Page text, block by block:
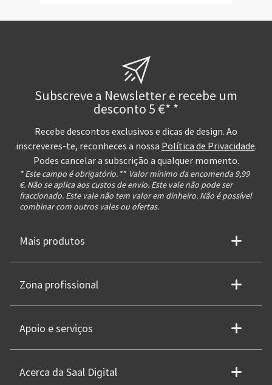
Subscreve a Newsletter e recebe um
desconto 5 €* *
Recebe descontos exclusivos e dicas de design. Ao
inscreveres-te, reconheces a nossa Política de Privacidade.
Podes cancelar a subscrição a qualquer momento.
* Este campo é obrigatório. ** Valor mínimo da encomenda 9,99
€. Não se aplica aos custos de envio. Este vale não pode ser
fraccionado. Este vale não tem valor em dinheiro. Não é possível
combinar com outros vales ou ofertas.
Mais produtos
Zona profissional
Apoio e serviços
Acerca da Saal Digital